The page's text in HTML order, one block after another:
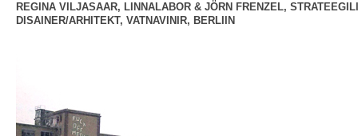
REGINA VILJASAAR, LINNALABOR & JÖRN FRENZEL,
DISAINER/ARHITEKT, VATNAVINIR, BERLIIN